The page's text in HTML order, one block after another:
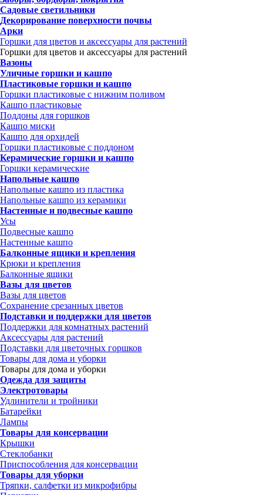
Садовые светильники
Декорирование поверхности почвы
Арки
Горшки для цветов и аксессуары для растений
Горшки для цветов и аксессуары для растений
Вазоны
Уличные горшки и кашпо
Пластиковые горшки и кашпо
Горшки пластиковые с нижним поливом
Кашпо пластиковые
Поддоны для горшков
Кашпо миски
Кашпо для орхидей
Горшки пластиковые с поддоном
Керамические горшки и кашпо
Горшки керамические
Напольные кашпо
Напольные кашпо из пластика
Напольные кашпо из керамики
Настенные и подвесные кашпо
Усы
Подвесные кашпо
Настенные кашпо
Балконные ящики и крепления
Крюки и крепления
Балконные ящики
Вазы для цветов
Вазы для цветов
Сохранение срезанных цветов
Подставки и поддержки для цветов
Поддержки для комнатных растений
Аксессуары для растений
Подставки для цветочных горшков
Товары для дома и уборки
Товары для дома и уборки
Одежда для защиты
Электротовары
Удлинители и тройники
Батарейки
Лампы
Товары для консервации
Крышки
Стеклобанки
Приспособления для консервации
Товары для уборки
Тряпки, салфетки из микрофибры